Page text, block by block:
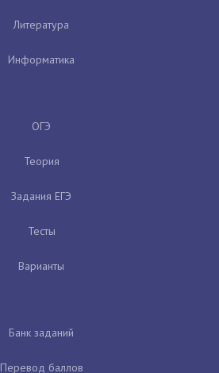
Литература
Информатика
ОГЭ
Теория
Задания ЕГЭ
Тесты
Варианты
Банк заданий
Перевод баллов